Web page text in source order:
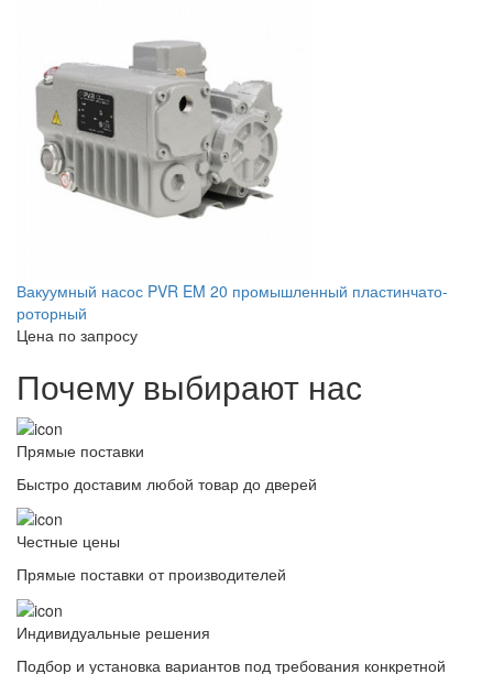
Вакуумный насос PVR EM 20 промышленный пластинчато-
роторный
Цена по запросу
Почему выбирают нас
Прямые поставки
Быстро доставим любой товар до дверей
Честные цены
Прямые поставки от производителей
Индивидуальные решения
Подбор и установка вариантов под требования конкретной